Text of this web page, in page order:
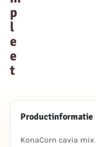
p
l
e
e
t
Productinformatie
KonaCorn cavia